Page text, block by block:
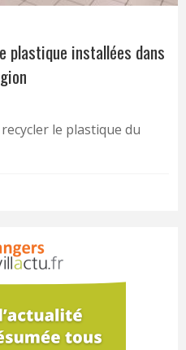
plastique installées dans
le plastique du